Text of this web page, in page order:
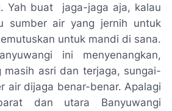
Yah buat
jaga-jaga aja, kalau
sumber air yang jernih untuk
untuk mandi di sana.
ini menyenangkan,
masih asri dan terjaga, sungai-
air dijaga benar-benar. Apalagi
dan utara Banyuwangi